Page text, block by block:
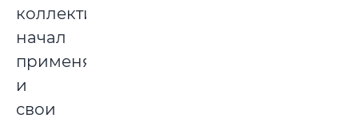
коллектив,
начал
применять
и
свои